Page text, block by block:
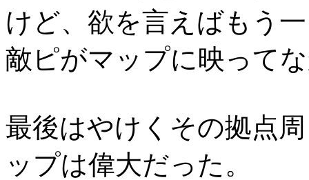
けど、欲を言えばもう
敵ピがマップに映って
最後はやけくその拠点
ップは偉大だった。